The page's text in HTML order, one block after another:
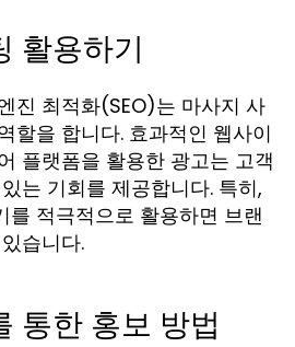
활용하기
진 최적화(SEO)는 마사지 사
할을 합니다. 효과적인 웹사이
플랫폼을 활용한 광고는 고객
는 기회를 제공합니다. 특히,
를 적극적으로 활용하면 브랜
습니다.
통한 홍보 방법